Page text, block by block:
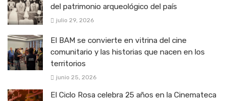
del patrimonio arqueológico del país
julio 29, 2026
El BAM se convierte en vitrina del cine
comunitario y las historias que nacen en los
territorios
junio 25, 2026
El Ciclo Rosa celebra 25 años en la Cinemateca